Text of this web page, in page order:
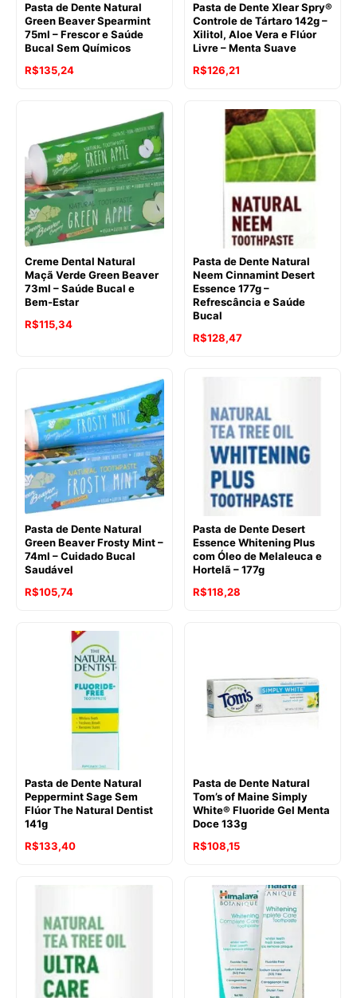
Pasta de Dente Natural
Green Beaver Spearmint
75ml – Frescor e Saúde
Bucal Sem Químicos
R$135,24
Pasta de Dente Xlear Spry®
Controle de Tártaro 142g –
Xilitol, Aloe Vera e Flúor
Livre – Menta Suave
O
original
R$128,47.
R$126,21
atual
é:
R$126,21.
Creme Dental Natural
Maçã Verde Green Beaver
73ml – Saúde Bucal e
Bem-Estar
O
R$135,24.
R$115,34O
R$115,34.
Pasta de Dente Natural
Neem Cinnamint Desert
Essence 177g –
Refrescância e Saúde
Bucal
R$128,47
Pasta de Dente Natural
Green Beaver Frosty Mint –
74ml – Cuidado Bucal
Saudável
O
R$135,24.
R$105,74O
atual
é:
R$105,74.
Pasta de Dente Desert
Essence Whitening Plus
com Óleo de Melaleuca e
Hortelã – 177g
O
R$118,28
Pasta de Dente Natural
Peppermint Sage Sem
Flúor The Natural Dentist
141g
O
R$146,63.
R$133,40O
R$133,40.
Pasta de Dente Natural
Tom’s of Maine Simply
White® Fluoride Gel Menta
Doce 133g
O
original
R$126,84.
R$108,15O
atual
é:
R$108,15.